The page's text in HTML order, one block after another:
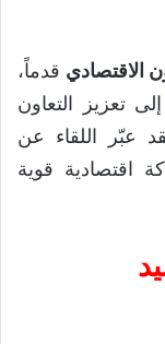
الاقتصادي قدماً،
تعزيز التعاون
عبّر اللقاء عن
اقتصادية قوية